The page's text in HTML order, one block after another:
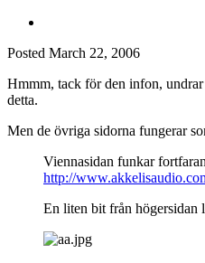
Posted March 22, 2006
Hmmm, tack för den infon, undrar
detta.
Men de övriga sidorna fungerar
Viennasidan funkar
http://
En liten bit från högersidan